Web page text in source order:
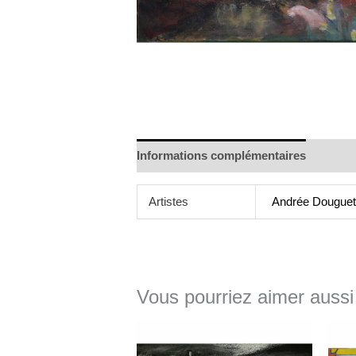
Informations complémentaires
Artistes Andrée Douguet
Vous pourriez aimer